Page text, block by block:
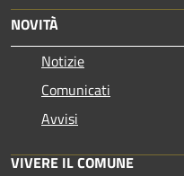
NOVITÀ
Notizie
Comunicati
Avvisi
VIVERE IL COMUNE